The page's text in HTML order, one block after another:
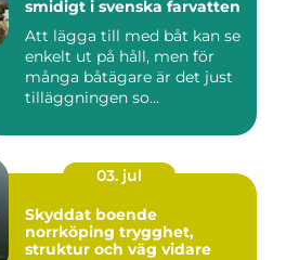
smidigt i svenska farvatten
Att lägga till med båt kan se
enkelt ut på håll, men för
många båtägare är det just
tilläggningen so...
03. jul
Skyddat boende
norrköping trygghet,
struktur och väg vidare